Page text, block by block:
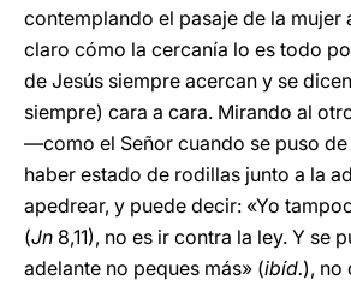
contemplando el pasaje de la mujer
claro cómo la cercanía lo es todo
de Jesús siempre acercan y se
siempre) cara a cara. Mirando al
―como el Señor cuando se puso
haber estado de rodillas junto a la
apedrear, y puede decir: «Yo
(Jn 8,11), no es ir contra la ley. Y se
adelante no peques más» (ibíd.), no